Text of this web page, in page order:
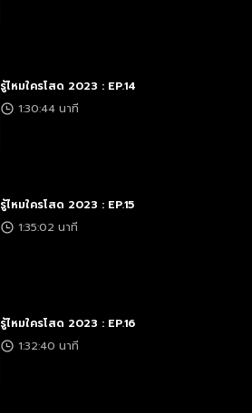
รู้ไหมใครโสด 2023 : EP.14
1:30:44 นาที
รู้ไหมใครโสด 2023 : EP.15
1:35:02 นาที
รู้ไหมใครโสด 2023 : EP.16
1:32:40 นาที